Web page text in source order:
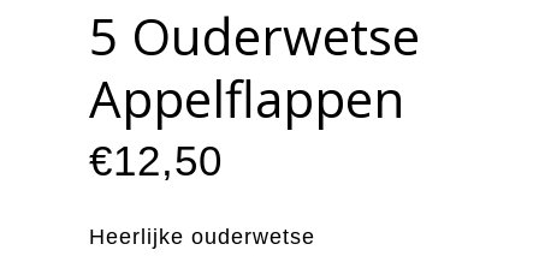
5 Ouderwetse
Appelflappen
€12,50
Heerlijke ouderwetse